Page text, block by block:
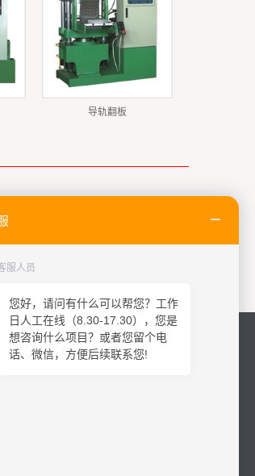
导轨翻板
28号
服人员
您好，请问有什么可以帮您？工作
日人工在线（8.30-17.30），您是
想咨询什么项目？或者您留个电
话、微信，方便后续联系您!